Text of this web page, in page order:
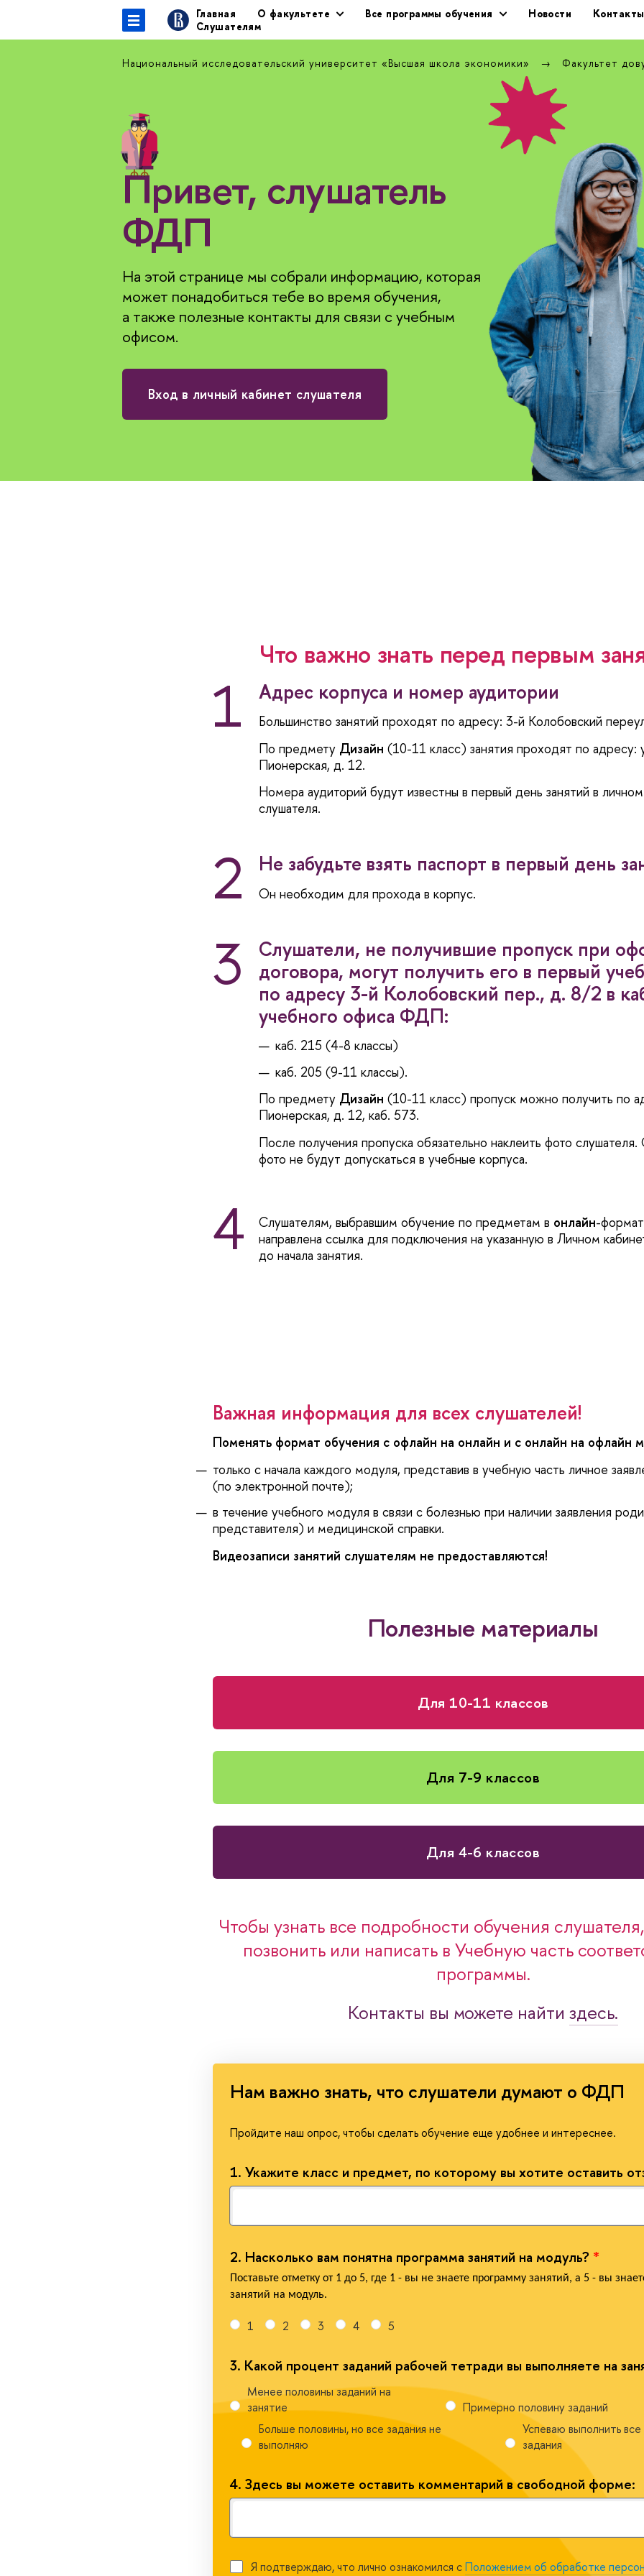
Главная О факультете се программы обучения Новости
Контакты
Слушателям
Национальный исследовательский университет «Высшая школа экономики» Факультет
Привет, слушатель
ФДП
На этой странице мы собрали информацию, которая
может понадобиться тебе во время обучения,
а также полезные контакты для связи с учебным
офисом.
ход в личный кабинет слушателя
Что важно знать перед первым
1 Адрес корпуса и номер аудитории
Большинство занятий проходят по адресу: 3-й Колобовский
По предмету Дизайн(10-11 класс) занятия проходят по адресу:
Пионерская, д. 12.
Номера аудиторий будут известны в первый день занятий в
слушателя.
2 Не забудьте взять паспорт в первый день
Он необходим для прохода в корпус.
3
Слушатели, не получившие пропуск при
договора, могут получить его в первый
по адресу 3-й Колобовский пер., д. 8/2 в
учебного офиса ФДП:
каб. 215 (4-8 классы)
каб. 205 (9-11 классы).
По предмету Дизайн(10-11 класс) пропуск можно получить по
Пионерская, д. 12, каб. 573.
После получения пропуска обязательно наклеить фото
фото не будут допускаться в учебные корпуса.
4 Слушателям, выбравшим обучение по предметам онлайн-
направлена ссылка для подключения на указанную в Личном
до начала занятия.
ажная информация для всех слушателей!
Поменять формат обучения с офлайн на онлайн и с онлайн на офлайн
только с начала каждого модуля, представив в учебную часть личное
(по электронной почте);
течение учебного модуля в связи с болезнью при наличии заявления
представителя) и медицинской справки.
идеозаписи занятий слушателям не предоставляются!
Полезные материалы
Для 10-11 классо
Для 7-9 классо
Для 4-6 классо
Чтобы узнать все подробности обучения
позвонить или написать в Учебную часть
программы.
Контакты вы можете найти здесь.
Нам важно знать, что слушатели думают о ФДП
Пройдите наш опрос, чтобы сделать обучение еще удобнее и интереснее.
1. Укажите класс и предмет, по которому вы хотите оставить
2. Насколько вам понятна программа занятий на модуль? *
Поставьте отметку от 1 до 5, где 1 - вы не знаете программу занятий, а 5 - вы
занятий на модуль.
1 2 3 4 5
3. Какой процент заданий рабочей тетради вы выполняете на
Менее половины заданий на
занятие
Примерно половину заданий
Больше половины, но все задания не
ыполняю
Успеваю выполнить все
задания
4. Здесь вы можете оставить комментарий в свободной форме:
Я подтверждаю, что лично ознакомился сПоложением об обработке